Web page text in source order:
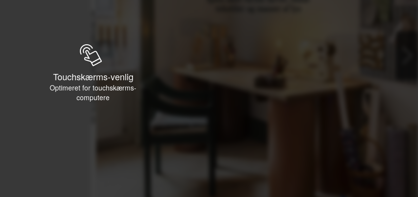
Touchskærms-venlig
Optimeret for touchskærms-
computere